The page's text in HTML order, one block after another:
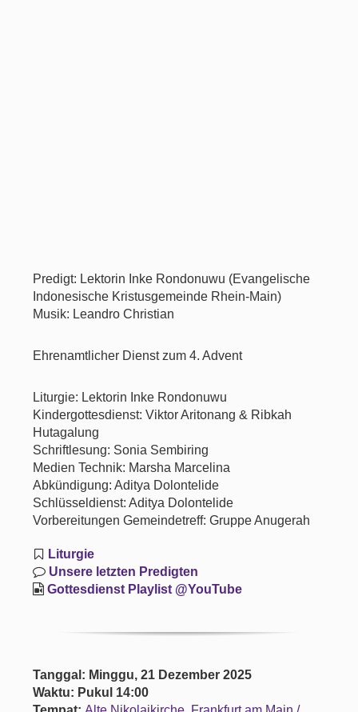
Predigt: Lektorin Inke Rondonuwu (Evangelische
Indonesische Kristusgemeinde Rhein-Main)
Musik: Leandro Christian
Ehrenamtlicher Dienst zum 4. Advent
Liturgie: Lektorin Inke Rondonuwu
Kindergottesdienst: Viktor Aritonang & Ribkah
Hutagalung
Schriftlesung: Sonia Sembiring
Medien Technik: Marsha Marcelina
Abkündigung: Aditya Dolontelide
Schlüsseldienst: Aditya Dolontelide
Vorbereitungen Gemeindetreff: Gruppe Anugerah
Liturgie
Unsere letzten Predigten
Gottesdienst Playlist @YouTube
Tanggal: Minggu, 21 Dezember 2025
Waktu: Pukul 14:00